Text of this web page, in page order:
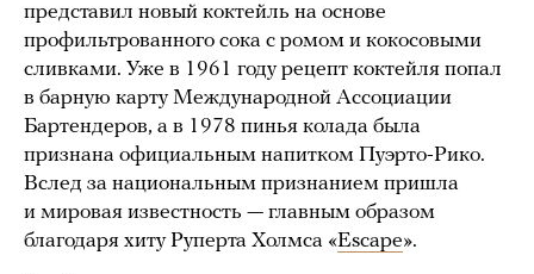
представил новый коктейль на основе
профильтрованного сока с ромом и кокосовыми
сливками. Уже в 1961 году рецепт коктейля попал
в барную карту Международной Ассоциации
Бартендеров, а в 1978 пинья колада была
признана официальным напитком Пуэрто-Рико.
Вслед за национальным признанием пришла
и мировая известность — главным образом
благодаря хиту Руперта Холмса «Escape».